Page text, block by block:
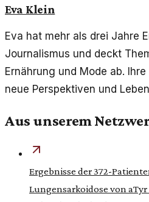
Eva Klein
Eva hat mehr als drei Jahre
Journalismus und deckt
Ernährung und Mode ab.
neue Perspektiven und
Aus unserem
Ergebnisse der 372-
Lungensarkoidose von